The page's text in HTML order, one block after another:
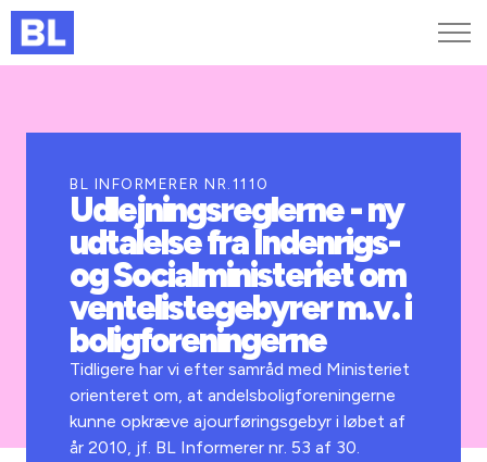
Kurser og arrangementer
Jobportalen
BL INFORMERER NR.1110
Udlejningsreglerne - ny
udtalelse fra Indenrigs-
og Socialministeriet om
ventelistegebyrer m.v. i
boligforeningerne
Tidligere har vi efter samråd med Ministeriet
orienteret om, at andelsboligforeningerne
kunne opkræve ajourføringsgebyr i løbet af
år 2010, jf. BL Informerer nr. 53 af 30.